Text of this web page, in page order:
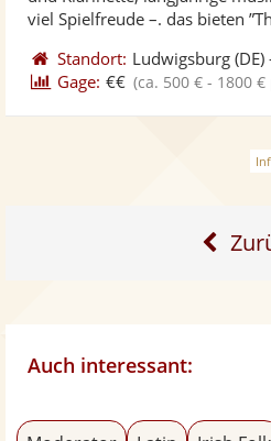
viel Spielfreude –. das bieten
Standort: Ludwigsburg (DE)
Gage: €€ (ca. 500 € - 1800
Auch interessant: